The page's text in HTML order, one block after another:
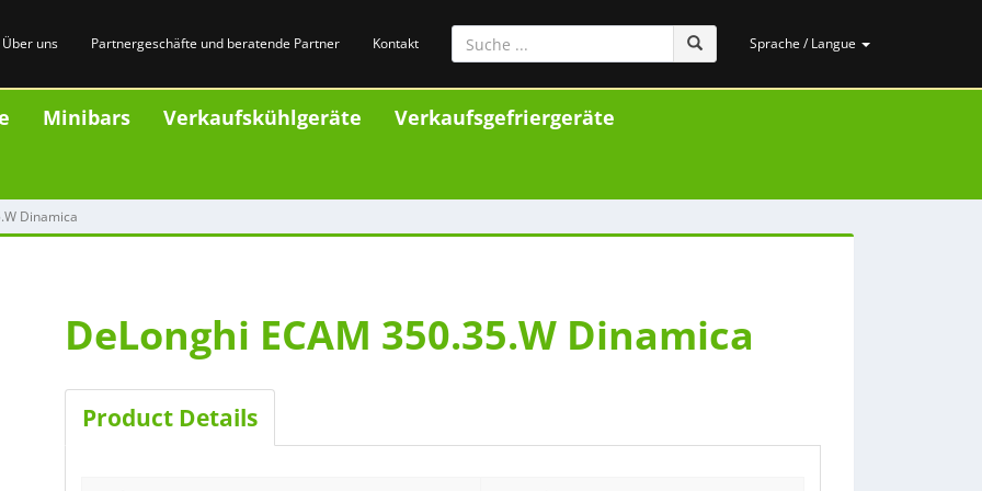
Über uns Partnergeschäfte und beratende Partner Kontakt Sprache / Langue
Minibars Verkaufskühlgeräte Verkaufsgefriergeräte
Dinamica
Dinamica
DeLonghi ECAM 350.35.W Dinamica
Product Details